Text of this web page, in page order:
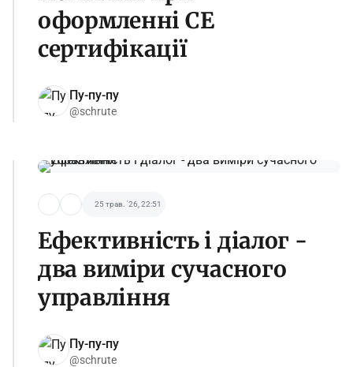
оформленні СЕ
сертифікації
Пу-пу-пу
@schrute
25 трав. '26, 22:51
Ефективність і діалог -
два виміри сучасного
управління
Пу-пу-пу
@schrute